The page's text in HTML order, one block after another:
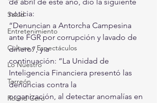
Salud
Entretenimiento
Cultura y Espectáculos
Lo Nuestro
Torreón
Round Cero
noticia:
“Denuncian a Antorcha Campesina
ante FGR por corrupción y lavado de
dinero”, y a
continuación: “La Unidad de
Inteligencia Financiera presentó las
denuncias contra la
organización, al detectar anomalías en